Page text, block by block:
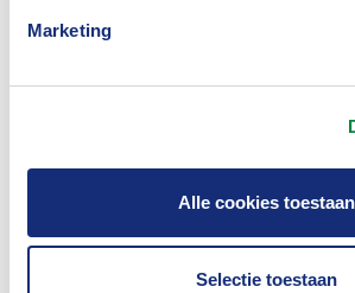
Marketing
Alle cookies toestaan
Selectie toestaan
Als de verzekeraar de